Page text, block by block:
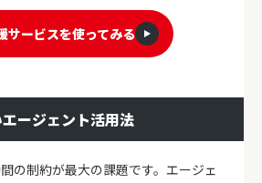
サービスを使ってみる
ージェント活用法
の制約が最大の課題です。エージェ